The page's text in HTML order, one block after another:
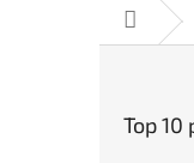
Domů
Top 10